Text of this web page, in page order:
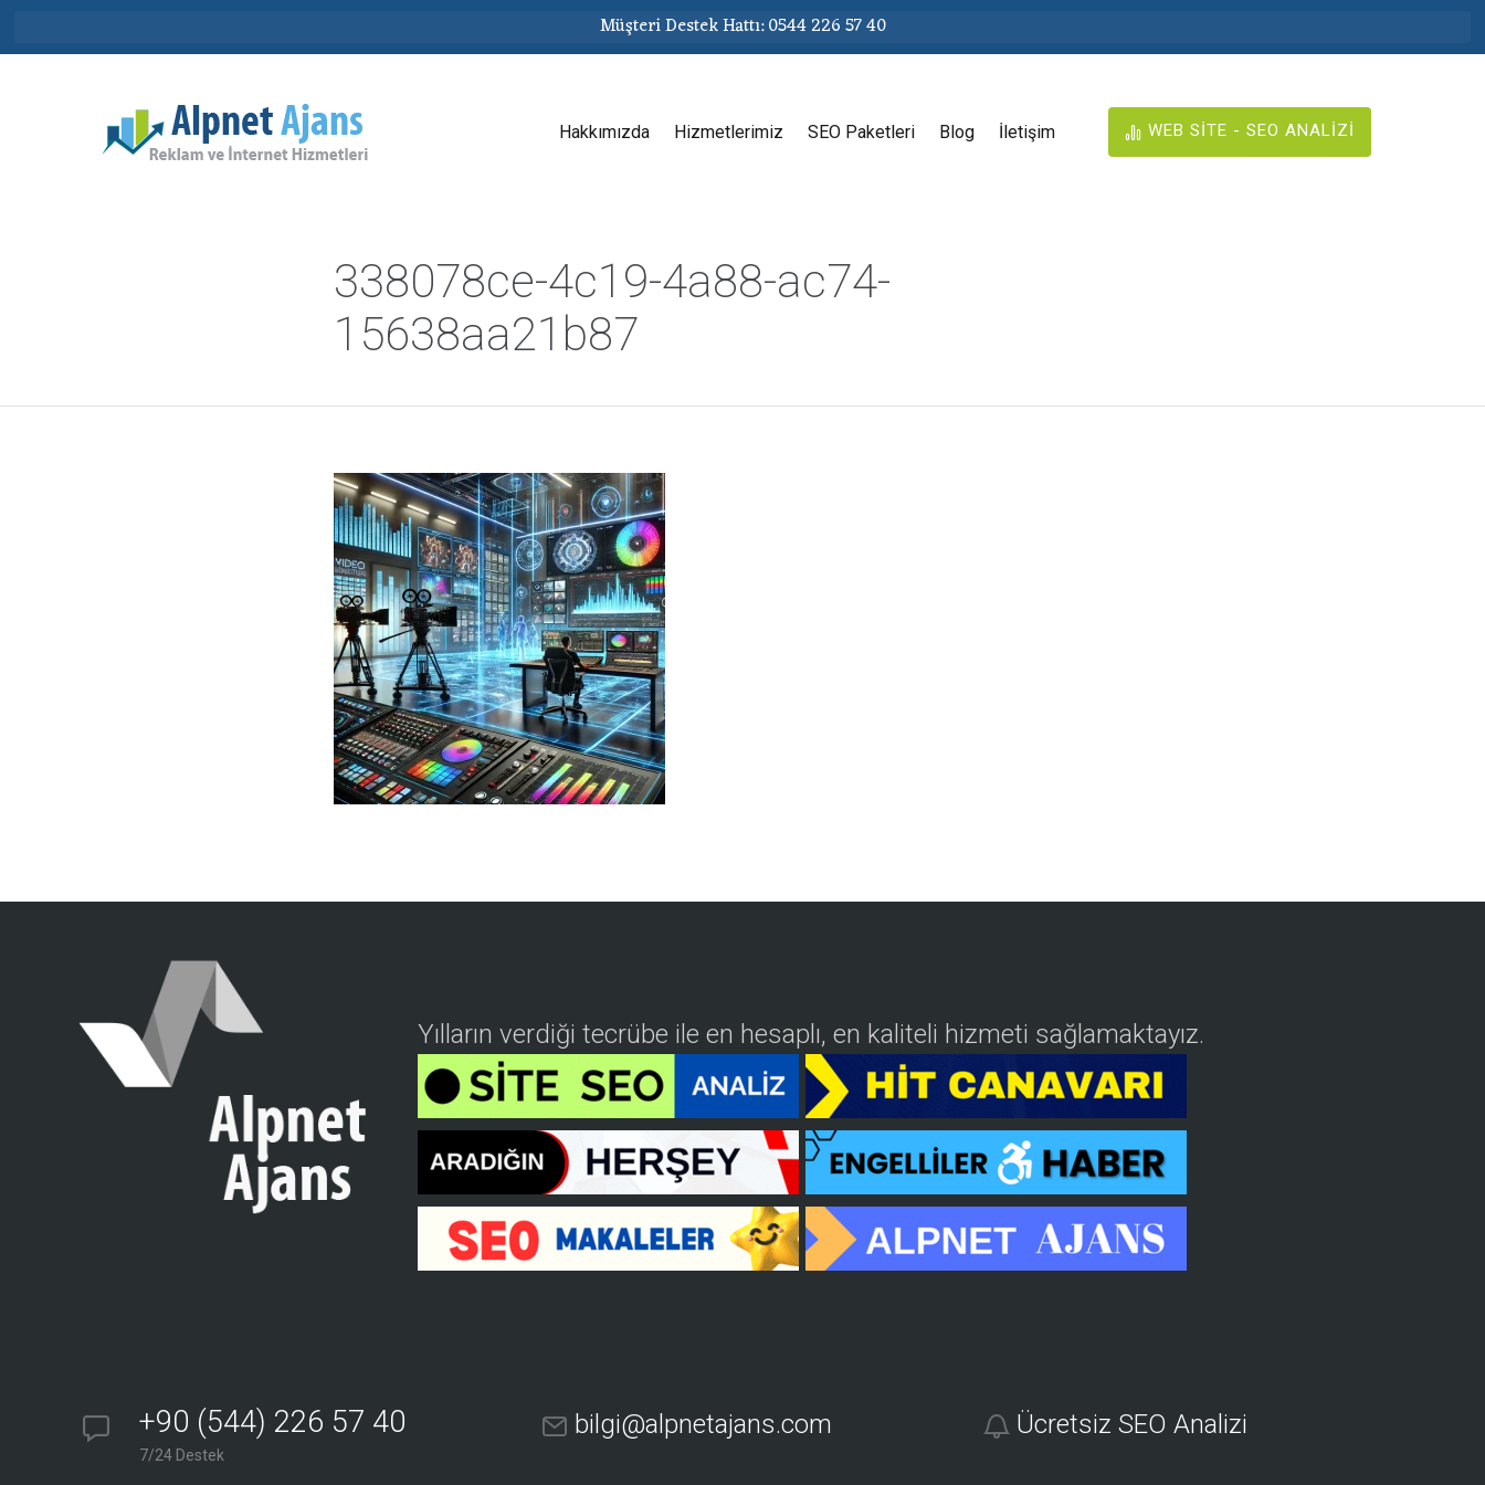
Müşteri Destek Hattı: 0544 226 57 40
Hakkımızda Hizmetlerimiz SEO Paketleri Blog İletişim WEB SİTE - SEO ANALİZİ
338078ce-4c19-4a88-ac74-
15638aa21b87
Yılların verdiği tecrübe ile en hesaplı, en kaliteli hizmeti sağlamaktayız.
+90 (544) 226 57 40
7/24 Destek
bilgi@alpnetajans.com Ücretsiz SEO Analizi